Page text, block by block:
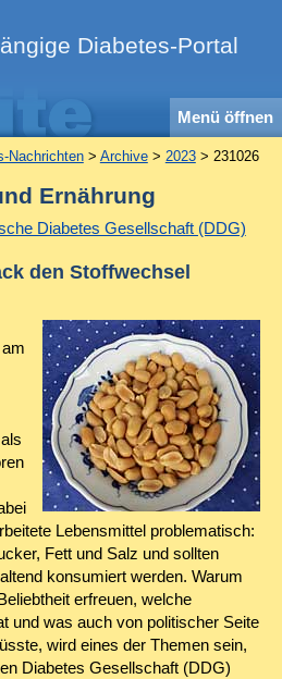
Diabetes-Portal
Menü öffnen
Nachrichten> Archive> 2023> 231026
Ernährung
Diabetes Gesellschaft (DDG)
den Stoffwechsel
Lebensmittel problematisch:
Fett und Salz und sollten
konsumiert werden. Warum
erfreuen, welche
und was auch von politischer Seite
wird eines der Themen sein,
Diabetes Gesellschaft (DDG)